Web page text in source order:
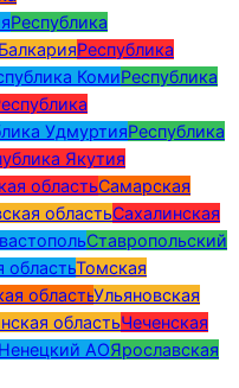
Республика
Республика
КомиРеспублика
УдмуртияРеспублика
Якутия
областьСамарская
областьСахалинская
Ставропольский
областьТомская
областьУльяновская
областьЧеченская
АОЯрославская